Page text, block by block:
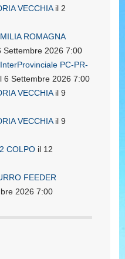
VECCHIAil 2
ROMAGNA
Settembre 2026 7:00
PC-PR-
6 Settembre 2026 7:00
VECCHIAil 9
VECCHIAil 9
COLPO il 12
FEEDER
2026 7:00